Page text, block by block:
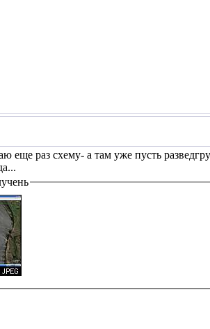
еще раз схему- а там уже пусть